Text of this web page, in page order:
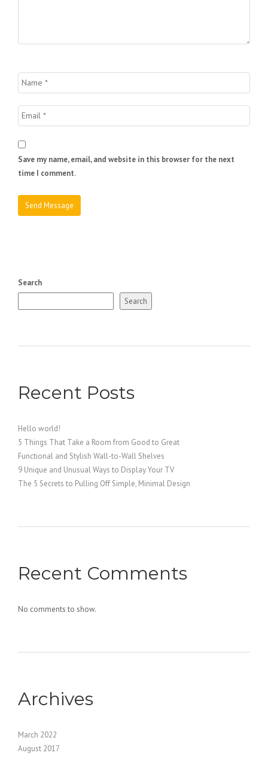
Save my name, email, and website in this browser for the next
time I comment.
Search
Search
Recent Posts
Hello world!
5 Things That Take a Room from Good to Great
Functional and Stylish Wall-to-Wall Shelves
9 Unique and Unusual Ways to Display Your TV
The 5 Secrets to Pulling Off Simple, Minimal Design
Recent Comments
No comments to show.
Archives
March 2022
August 2017